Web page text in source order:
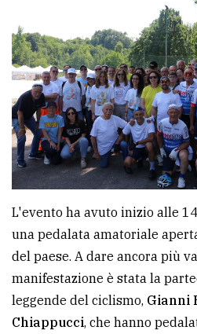
PRIVACY
Privacy
policy
Cookie
policy
L'evento ha avuto inizio alle
una pedalata amatoriale
del paese. A dare ancora più
manifestazione è stata la
leggende del ciclismo, Gianni
Chiappucci, che hanno